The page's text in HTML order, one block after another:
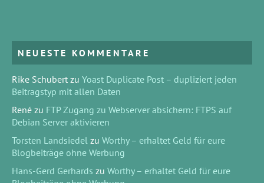
NEUESTE KOMMENTARE
Rike Schubert zu Yoast Duplicate Post – dupliziert jeden
Beitragstyp mit allen Daten
René zu FTP Zugang zu Webserver absichern: FTPS auf
Debian Server aktivieren
Torsten Landsiedel zu Worthy – erhaltet Geld für eure
Blogbeiträge ohne Werbung
Hans-Gerd Gerhards zu Worthy – erhaltet Geld für eure